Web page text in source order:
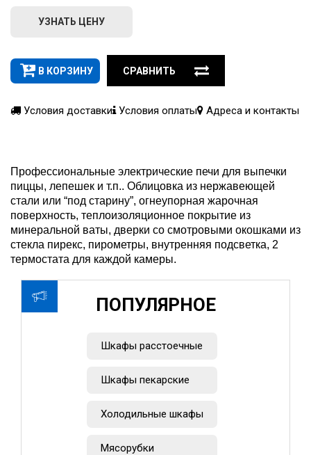
УЗНАТЬ ЦЕНУ
В КОРЗИНУ СРАВНИТЬ
Условия доставки Условия оплаты Адреса и контакты
Профессиональные электрические печи для выпечки
пиццы, лепешек и т.п.. Облицовка из нержавеющей
стали или “под старину”, огнеупорная жарочная
поверхность, теплоизоляционное покрытие из
минеральной ваты, дверки со смотровыми окошками из
стекла пирекс, пирометры, внутренняя подсветка, 2
термостата для каждой камеры.
ПОПУЛЯРНОЕ
Шкафы расстоечные
Шкафы пекарские
Холодильные шкафы
Мясорубки